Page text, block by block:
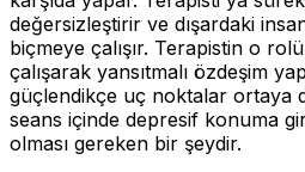
değersizleştirir ve dışardaki
biçmeye çalışır. Terapistin o
çalışarak yansıtmalı özdeşim
güçlendikçe uç noktalar ortaya
seans içinde depresif konuma
olması gereken bir şeydir.